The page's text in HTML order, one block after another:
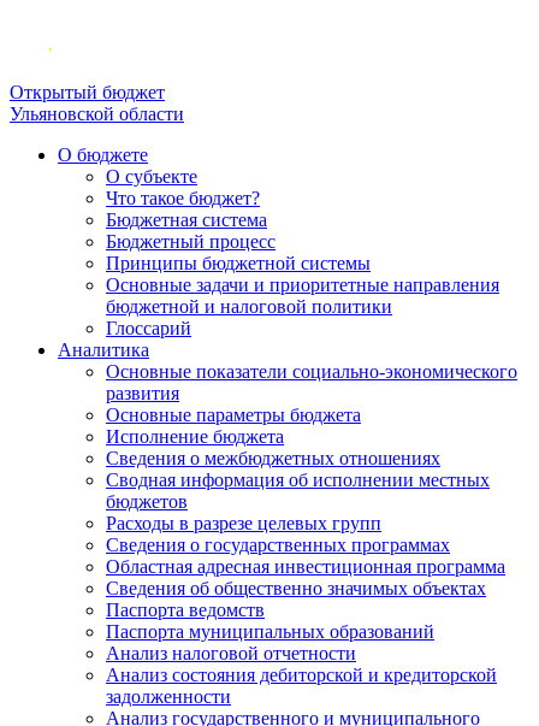
Открытый бюджет
Ульяновской области
О бюджете
О субъекте
Что такое бюджет?
Бюджетная система
Бюджетный процесс
Принципы бюджетной системы
Основные задачи и приоритетные направления
бюджетной и налоговой политики
Глоссарий
Аналитика
Основные показатели социально-экономического
развития
Основные параметры бюджета
Исполнение бюджета
Сведения о межбюджетных отношениях
Сводная информация об исполнении местных
бюджетов
Расходы в разрезе целевых групп
Сведения о государственных программах
Областная адресная инвестиционная программа
Сведения об общественно значимых объектах
Паспорта ведомств
Паспорта муниципальных образований
Анализ налоговой отчетности
Анализ состояния дебиторской и кредиторской
задолженности
Анализ государственного и муниципального